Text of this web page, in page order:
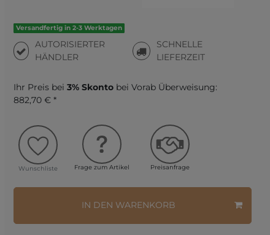
Versandfertig in 2-3 Werktagen
AUTORISIERTER
HÄNDLER
SCHNELLE
LIEFERZEIT
Ihr Preis bei 3% Skonto bei Vorab Überweisung:
882,70 € *
Wunschliste Frage zum Artikel Preisanfrage
IN DEN WARENKORB